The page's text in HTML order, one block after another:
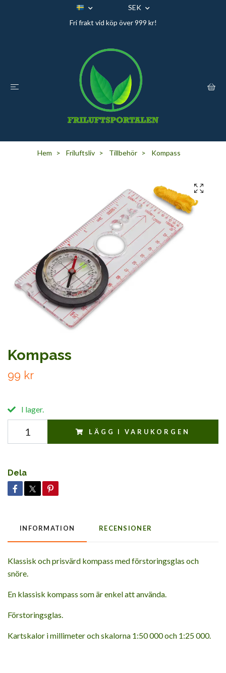
SEK
Fri frakt vid köp över 999 kr!
Hem Friluftsliv Tillbehör Kompass
Kompass
99 kr
I lager.
LÄGG I VARUKORGEN
Dela
INFORMATION RECENSIONER
Klassisk och prisvärd kompass med förstoringsglas och
snöre.
En klassisk kompass som är enkel att använda.
Förstoringsglas.
Kartskalor i millimeter och skalorna 1:50 000 och 1:25 000.